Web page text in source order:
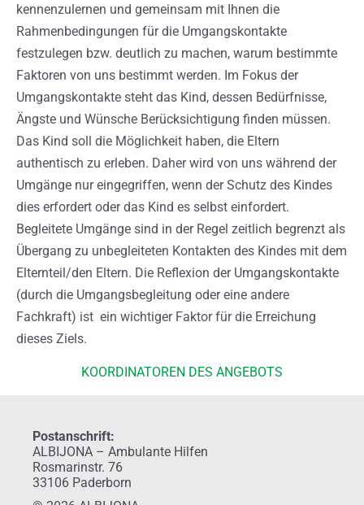
kennenzulernen und gemeinsam mit Ihnen die
Rahmenbedingungen für die Umgangskontakte
festzulegen bzw. deutlich zu machen, warum bestimmte
Faktoren von uns bestimmt werden. Im Fokus der
Umgangskontakte steht das Kind, dessen Bedürfnisse,
Ängste und Wünsche Berücksichtigung finden müssen.
Das Kind soll die Möglichkeit haben, die Eltern
authentisch zu erleben. Daher wird von uns während der
Umgänge nur eingegriffen, wenn der Schutz des Kindes
dies erfordert oder das Kind es selbst einfordert.
Begleitete Umgänge sind in der Regel zeitlich begrenzt als
Übergang zu unbegleiteten Kontakten des Kindes mit dem
Elternteil/den Eltern. Die Reflexion der Umgangskontakte
(durch die Umgangsbegleitung oder eine andere
Fachkraft) ist ein wichtiger Faktor für die Erreichung
dieses Ziels.
KOORDINATOREN DES ANGEBOTS
Postanschrift:
ALBIJONA – Ambulante Hilfen
Rosmarinstr. 76
33106 Paderborn